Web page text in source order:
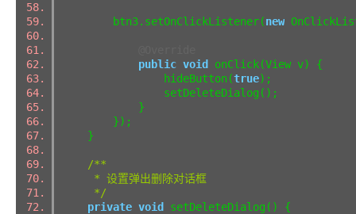
btn3.setOnClickListener(new
public void onClick(View v) {
hideButton(true);
setDeleteDialog();
}
});
}
/**
* 设置弹出删除对话框
*/
private void setDeleteDialog() {